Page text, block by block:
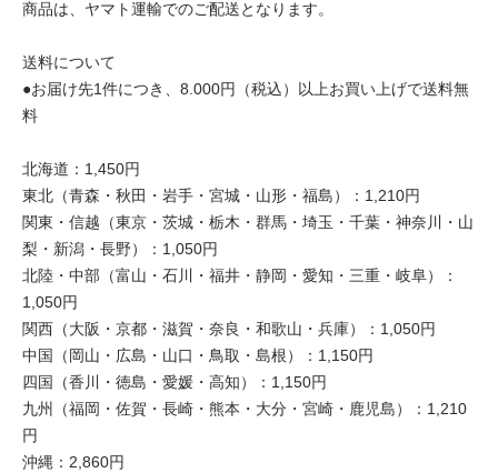
商品は、ヤマト運輸でのご配送となります。
送料について
●お届け先1件につき、8.000円（税込）以上お買い上げで送料無
料
北海道：1,450円
東北（青森・秋田・岩手・宮城・山形・福島）：1,210円
関東・信越（東京・茨城・栃木・群馬・埼玉・千葉・神奈川・山
梨・新潟・長野）：1,050円
北陸・中部（富山・石川・福井・静岡・愛知・三重・岐阜）：
1,050円
関西（大阪・京都・滋賀・奈良・和歌山・兵庫）：1,050円
中国（岡山・広島・山口・鳥取・島根）：1,150円
四国（香川・徳島・愛媛・高知）：1,150円
九州（福岡・佐賀・長崎・熊本・大分・宮崎・鹿児島）：1,210
円
沖縄：2,860円